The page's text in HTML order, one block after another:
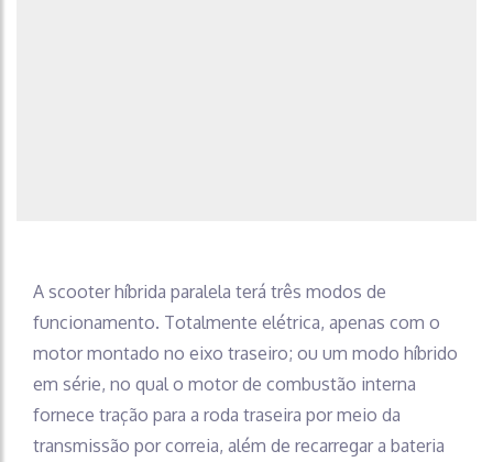
A scooter híbrida paralela terá três modos de
funcionamento. Totalmente elétrica, apenas com o
motor montado no eixo traseiro; ou um modo híbrido
em série, no qual o motor de combustão interna
fornece tração para a roda traseira por meio da
transmissão por correia, além de recarregar a bateria